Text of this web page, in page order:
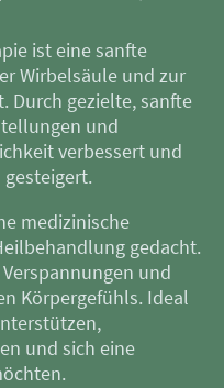
ist eine sanfte
Wirbelsäule und zur
Durch gezielte, sanfte
und
verbessert und
medizinische
gedacht.
und
Körpergefühls. Ideal
und sich eine